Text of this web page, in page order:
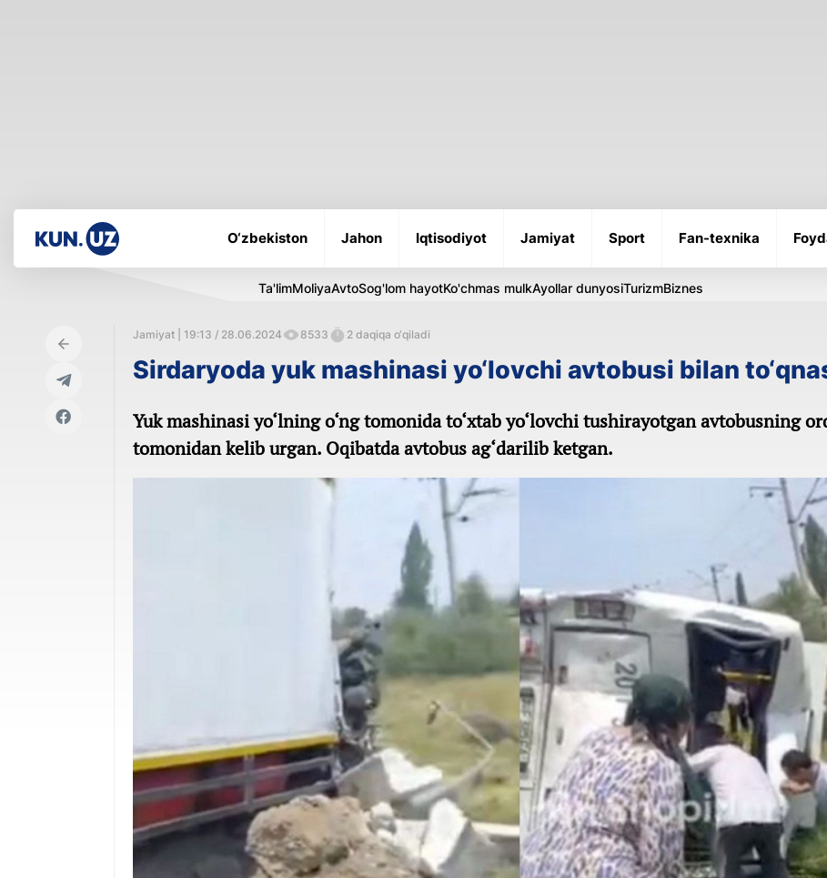
O‘zbekiston Jahon Iqtisodiyot Jamiyat Sport Fan-texnika
Ta'limMoliyaAvtoSog'lom hayotKo'chmas mulkAyollar dunyosiTurizmBiznes
Jamiyat | 19:13 / 28.06.2024 8533 2 daqiqa o‘qiladi
Sirdaryoda yuk mashinasi yo‘lovchi avtobusi bilan
Yuk mashinasi yo‘lning o‘ng tomonida to‘xtab yo‘lovchi tushirayotgan avtobusning
tomonidan kelib urgan. Oqibatda avtobus ag‘darilib ketgan.